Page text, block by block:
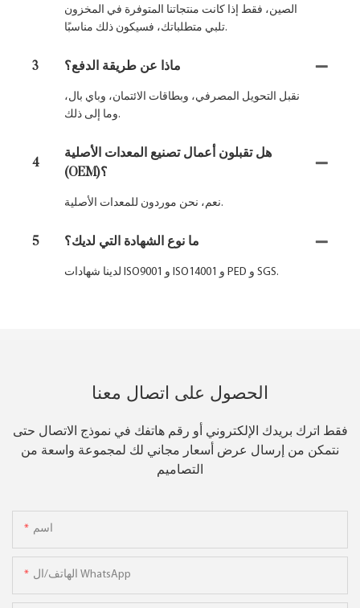
الصين، فقط إذا كانت منتجاتنا المتوفرة في المخزون
تلبي متطلباتك، فسيكون ذلك مناسبًا.
3 ماذا عن طريقة الدفع؟
نقبل التحويل المصرفي، وبطاقات الائتمان، وباي بال،
وما إلى ذلك.
4
هل تقبلون أعمال تصنيع المعدات الأصلية
(OEM)؟
نعم، نحن موردون للمعدات الأصلية.
5 ما نوع الشهادة التي لديك؟
لدينا شهادات ISO9001 و ISO14001 و PED و SGS.
الحصول على اتصال معنا
فقط اترك بريدك الإلكتروني أو رقم هاتفك في نموذج الاتصال حتى
نتمكن من إرسال عرض أسعار مجاني لك لمجموعة واسعة من
التصاميم
اسم
الهاتف/ال WhatsApp